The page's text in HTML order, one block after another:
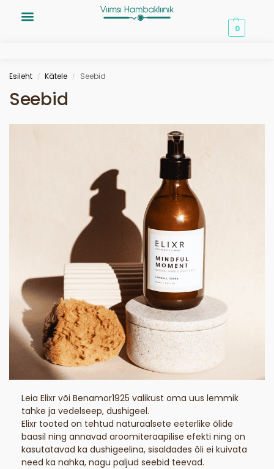
0
Esileht / Kätele / Seebid
Seebid
Leia Elixr või Benamor1925 valikust oma uus lemmik
tahke ja vedelseep, dushigeel.
Elixr tooted on tehtud naturaalsete eeterlike õlide
baasil ning annavad aroomiteraapilise efekti ning on
kasutatavad ka dushigeelina, sisaldades õli ei kuivata
need ka nahka, nagu paljud seebid teevad.